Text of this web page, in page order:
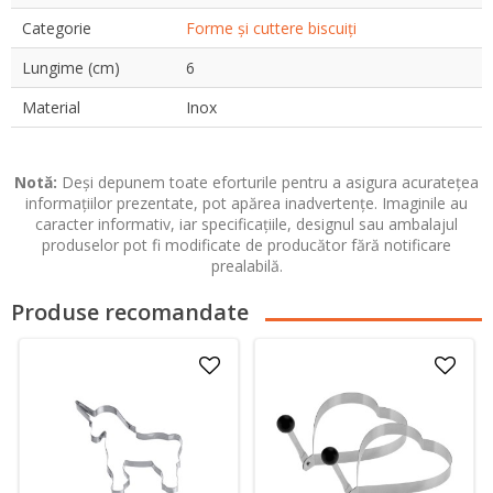
Categorie
Forme și cuttere biscuiți
Lungime (cm)
6
Material
Inox
Notă: Deși depunem toate eforturile pentru a asigura acuratețea
informațiilor prezentate, pot apărea inadvertențe. Imaginile au
caracter informativ, iar specificațiile, designul sau ambalajul
produselor pot fi modificate de producător fără notificare
prealabilă.
Produse recomandate